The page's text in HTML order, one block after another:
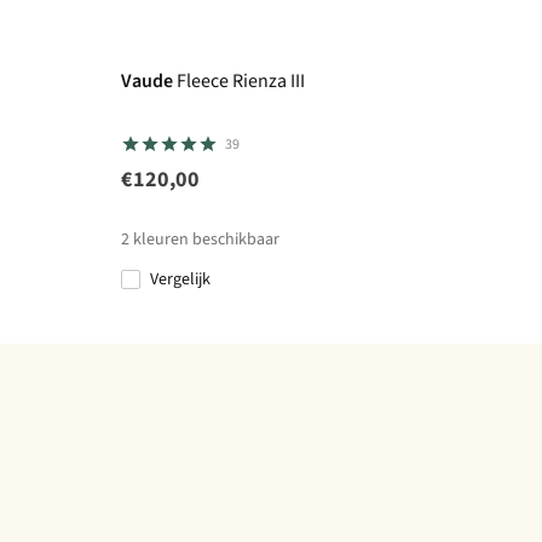
VaudeFleece Rienza III
39
€120,00
2 kleuren beschikbaar
Vergelijk